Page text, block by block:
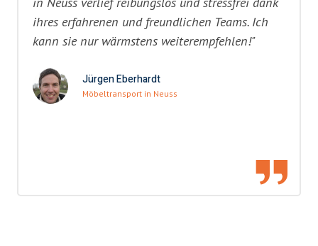
ihres erfahrenen und freundlichen Teams. Ich
kann sie nur wärmstens weiterempfehlen!"
Jürgen Eberhardt
Möbeltransport in Neuss